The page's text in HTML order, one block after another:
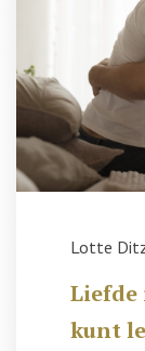
Lotte
Liefde
kunt